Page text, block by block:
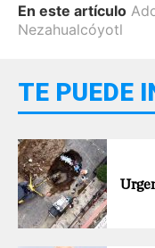
En este artículo
Nezahualcóyotl
TE PUEDE